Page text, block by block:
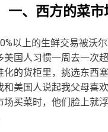
一、西方的菜市
以上的生鲜交易被沃
美国人习惯一周去一次超
化的货柜里，挑选东西
美国人说起我父母喜欢
场买菜时，他们脸上就